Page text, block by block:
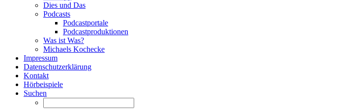
Dies und Das
Podcasts
Podcastportale
Podcastproduktionen
Was ist Was?
Michaels Kochecke
Impressum
Datenschutzerklärung
Kontakt
Hörbeispiele
Suchen